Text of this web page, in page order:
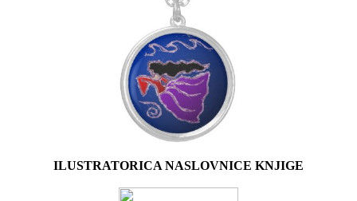
ILUSTRATORICA NASLOVNICE KNJIGE